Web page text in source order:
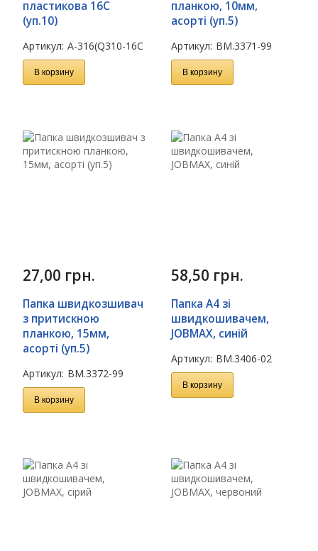
пластикова 16C
(уп.10)
Артикул: A-316(Q310-16C
В корзину
планкою, 10мм,
асорті (уп.5)
Артикул: BM.3371-99
В корзину
27,00 грн.
Папка швидкозшивач
з притискною
планкою, 15мм,
асорті (уп.5)
Артикул: BM.3372-99
В корзину
58,50 грн.
Папка A4 зі
швидкошивачем,
JOBMAX, синій
Артикул: BM.3406-02
В корзину